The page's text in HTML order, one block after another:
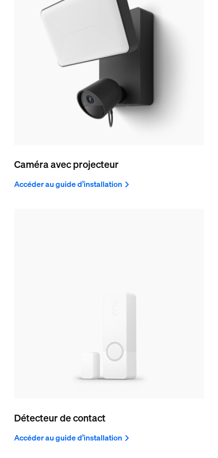
Caméra avec projecteur
Accéder au guide d’installation
Détecteur de contact
Accéder au guide d’installation